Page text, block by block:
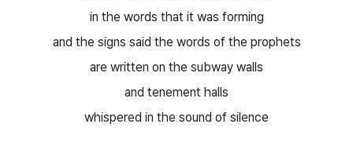
in the words that it was forming
and the signs said the words of the prophets
are written on the subway walls
and tenement halls
whispered in the sound of silence